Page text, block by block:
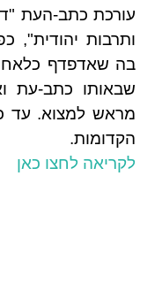
עורכת כתב-העת
ותרבות יהודית",
בה שאדפדף
שבאותו כתב-עת
מראש למצוא. עד
הקדומות.
לקריאה לחצו כאן